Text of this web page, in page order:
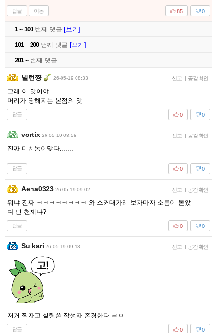
답글 이동 0
85
1 ~ 100번째 댓글 [보기]
101 ~ 200번째 댓글 [보기]
201 ~ 번째 댓글
빌런쨩 26-05-19 08:33 신고 공감 확인
그래 이 맛이야..
머리가 띵해지는 본점의 맛
답글 0
0
vortix 26-05-19 08:58 신고 공감 확인
진짜 미친놈이맞다.......
답글 0
0
Aena0323 26-05-19 09:02 신고 공감 확인
뭐냐 진짜 ㅋㅋㅋㅋㅋㅋㅋㅋ 와 스커대가리 보자마자 소름이 돋았
다 넌 천재냐?
답글 0
0
Suikari 26-05-19 09:13 신고 공감 확인
저거 찍자고 실링쓴 작성자 존경한다 ㄹㅇ
답글 0
0